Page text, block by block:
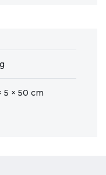
5 × 50 cm